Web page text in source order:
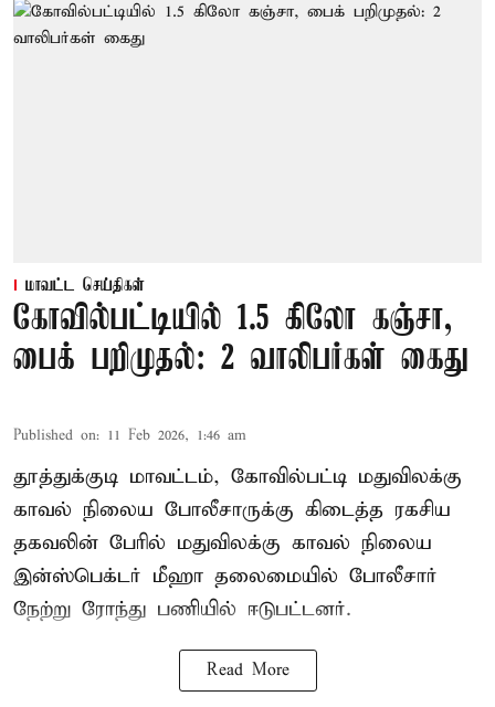
மாவட்ட செய்திகள்
கோவில்பட்டியில் 1.5 கிலோ கஞ்சா,
பைக் பறிமுதல்: 2 வாலிபர்கள் கைது
Published on: 11 Feb 2026, 1:46 am
தூத்துக்குடி மாவட்டம், கோவில்பட்டி மதுவிலக்கு
காவல் நிலைய போலீசாருக்கு கிடைத்த ரகசிய
தகவலின் பேரில் மதுவிலக்கு காவல் நிலைய
இன்ஸ்பெக்டர் மீஹா தலைமையில் போலீசார்
நேற்று ரோந்து பணியில் ஈடுபட்டனர்.
Read More